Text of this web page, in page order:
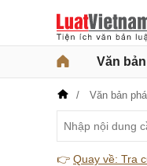
Văn
Văn bản
👉 Quay về: Tra